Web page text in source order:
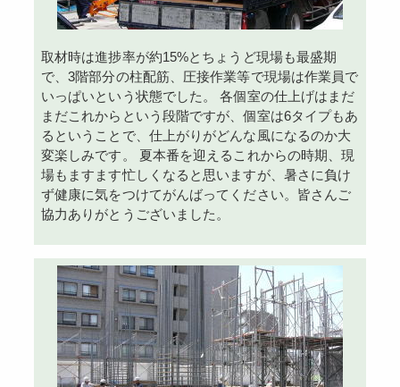
取材時は進捗率が約15%とちょうど現場も最盛期
で、3階部分の柱配筋、圧接作業等で現場は作業員で
いっぱいという状態でした。 各個室の仕上げはまだ
まだこれからという段階ですが、個室は6タイプもあ
るということで、仕上がりがどんな風になるのか大
変楽しみです。 夏本番を迎えるこれからの時期、現
場もますます忙しくなると思いますが、暑さに負け
ず健康に気をつけてがんばってください。皆さんご
協力ありがとうございました。